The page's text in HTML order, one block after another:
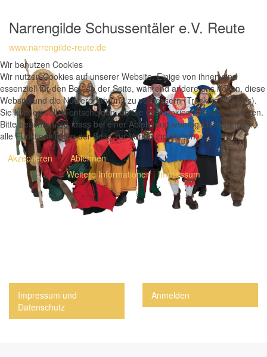
Narrengilde Schussentäler e.V. Reute
www.narrengilde-reute.de
Impressum und
Datenschutz
Anmelden
Wir benutzen Cookies
Wir nutzen Cookies auf unserer Website. Einige von ihnen sind
essenziell für den Betrieb der Seite, während andere uns helfen, diese
Website und die Nutzererfahrung zu verbessern (Tracking Cookies).
Sie können selbst entscheiden, ob Sie die Cookies zulassen möchten.
Bitte beachten Sie, dass bei einer Ablehnung womöglich nicht mehr
alle Funktionalitäten der Seite zur Verfügung stehen.
Akzeptieren
Ablehnen
Weitere Informationen| Impressum